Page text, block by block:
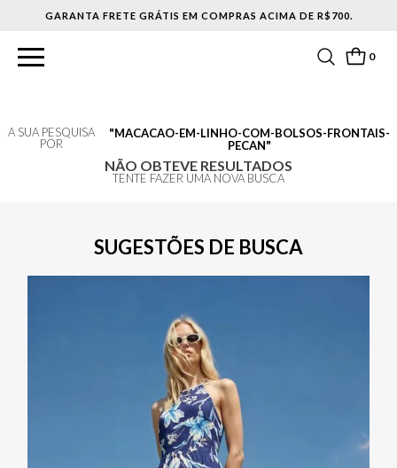
GARANTA FRETE GRÁTIS EM COMPRAS ACIMA DE R$700.
0
A SUA PESQUISA
POR
MACACAO-EM-LINHO-COM-BOLSOS-FRONTAIS-
PECAN
NÃO OBTEVE RESULTADOS
TENTE FAZER UMA NOVA BUSCA
SUGESTÕES DE BUSCA